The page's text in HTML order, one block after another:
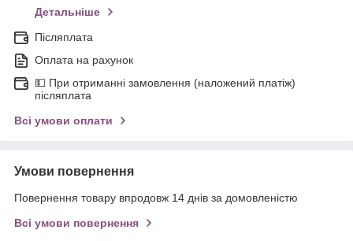
Детальніше
Післяплата
Оплата на рахунок
💵 При отриманні замовлення (наложений платіж)
післяплата
Всі умови оплати
Умови повернення
Повернення товару впродовж 14 днів за домовленістю
Всі умови повернення